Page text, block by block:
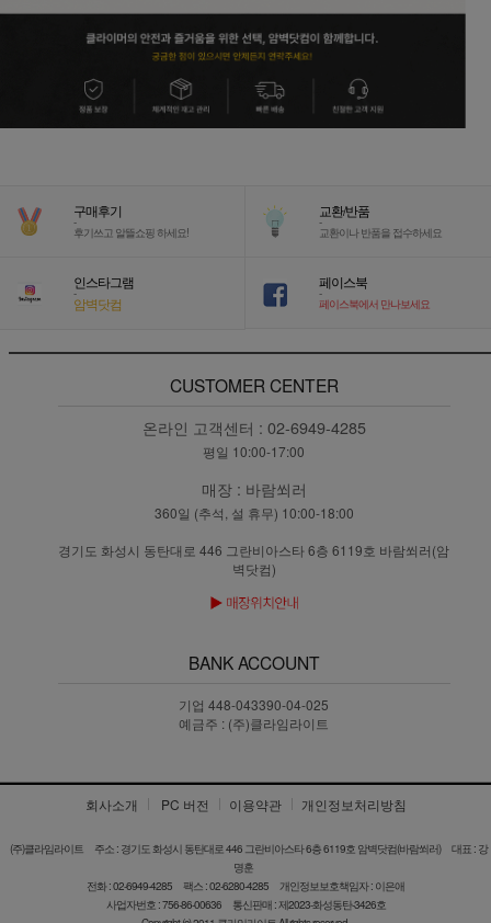
구매후기
-
후기쓰고 알뜰쇼핑 하세요!
교환/반품
-
교환이나 반품을 접수하세요
인스타그램
-
암벽닷컴
페이스북
-
페이스북에서 만나보세요
CUSTOMER CENTER
온라인 고객센터 : 02-6949-4285
평일 10:00-17:00
매장 : 바람쐬러
360일 (추석, 설 휴무) 10:00-18:00
경기도 화성시 동탄대로 446 그란비아스타 6층 6119호 바람쐬러(암
벽닷컴)
BANK ACCOUNT
기업 448-043390-04-025
예금주 : (주)클라임라이트
회사소개 PC 버전 이용약관 개인정보처리방침
(주)클라임라이트 주소 : 경기도 화성시 동탄대로 446 그란비아스타 6층 6119호 암벽닷컴(바람쐬러)
대표 : 강
명훈
전화 : 02-6949-4285
팩스 : 02-6280-4285
개인정보보호책임자 : 이은애
사업자번호 : 756-86-00636
통신판매 : 제2023-화성동탄-3426호